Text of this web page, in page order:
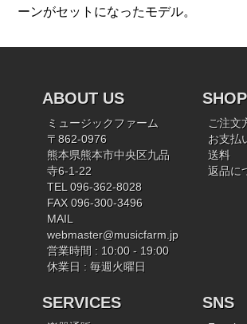
ーンがセットになったモデル。
ABOUT US
ミュージックファーム
〒862-0976
熊本県熊本市中央区九品
寺6-1-22
TEL 096-362-8028
FAX 096-300-3496
MAIL
webmaster@musicfarm.jp
営業時間 : 10:00 - 19:00
休業日 : 毎週火曜日
ご注文
お支払
送料
返品に
SERVICES SNS